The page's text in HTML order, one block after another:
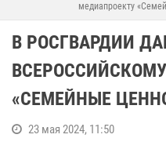
медиапроекту
В РОСГВАРДИИ
«СЕМЕЙНЫЕ
23 мая 2024, 11:50